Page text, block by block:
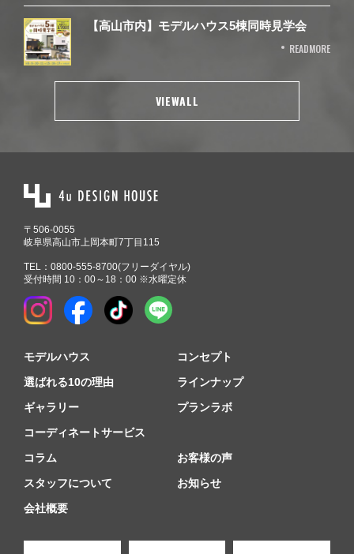
【高山市内】モデルハウス5棟同時見学会
READMORE
VIEWALL
〒506-0055
岐阜県高山市上岡本町7丁目115
TEL： 0800-555-8700(フリーダイヤル)
受付時間 10：00～18：00 ※水曜定休
モデルハウス
コンセプト
選ばれる10の理由
ラインナップ
ギャラリー
プランラボ
コーディネートサービス
コラム
お客様の声
スタッフについて
お知らせ
会社概要